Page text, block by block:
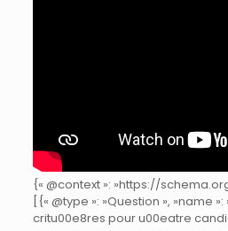
{« @context »: »https://
[{« @type »: »Question », »name
critu00e8res pour u00eatre